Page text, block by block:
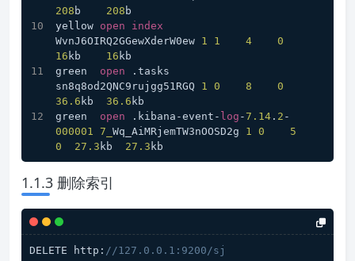
208 b 208 b
yellow open
index
WvnJ6OIRQ2GGewXderW0ew 1 1 4
0
16 kb 16 kb
green open .tasks
sn8q8od2QNC9rujgg51RGQ 1 0 8
0
36.6 kb 36.6 kb
green open .kibana-event- log - 7.14 . 2 -
000001
7_ Wq_AiMRjemTW3nOOSD2g 1 0
5
0
27.3 kb 27.3 kb
1.1.3 删除索引
DELETE http: //127.0.0.1:9200/sj